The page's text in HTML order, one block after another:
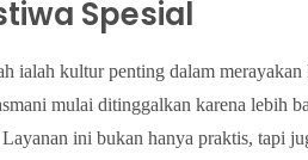
Spesial
ialah kultur penting dalam
mulai ditinggalkan karena lebih
ini bukan hanya praktis, tapi